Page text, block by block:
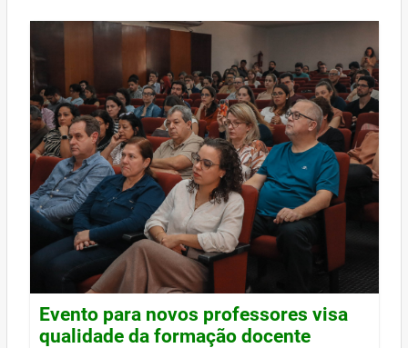
Evento para novos professores visa
qualidade da formação docente